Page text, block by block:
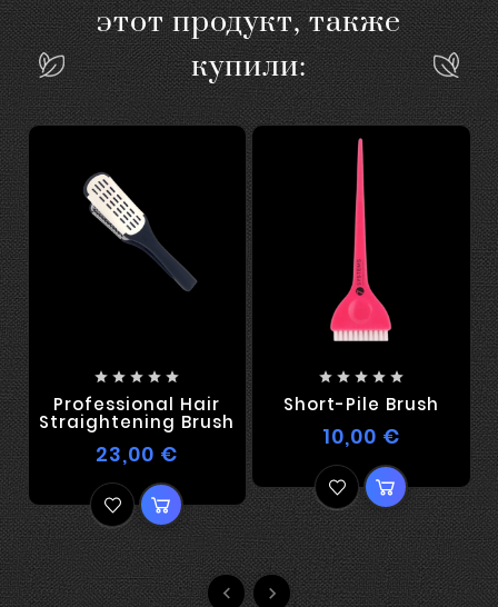
этот продукт, также
купили:
    
Professional Hair
Straightening Brush
23,00 €
    
Short-Pile Brush
10,00 €
 